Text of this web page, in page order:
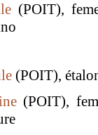
(POIT),
(POIT),
(POIT),